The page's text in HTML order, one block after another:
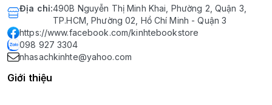
Địa chỉ:490B Nguyễn Thị Minh Khai, Phường 2, Quận 3,
TP.HCM, Phường 02, Hồ Chí Minh - Quận 3
https://www.facebook.com/kinhtebookstore
098 927 3304
nhasachkinhte@yahoo.com
Giới thiệu